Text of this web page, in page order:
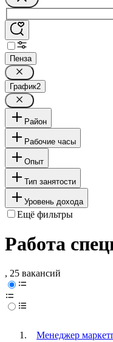
Пенза
График2
Район
Рабочие часы
Опыт
Тип занятости
Уровень дохода
Ещё фильтры
Работа
, 25 вакансий
Менеджер